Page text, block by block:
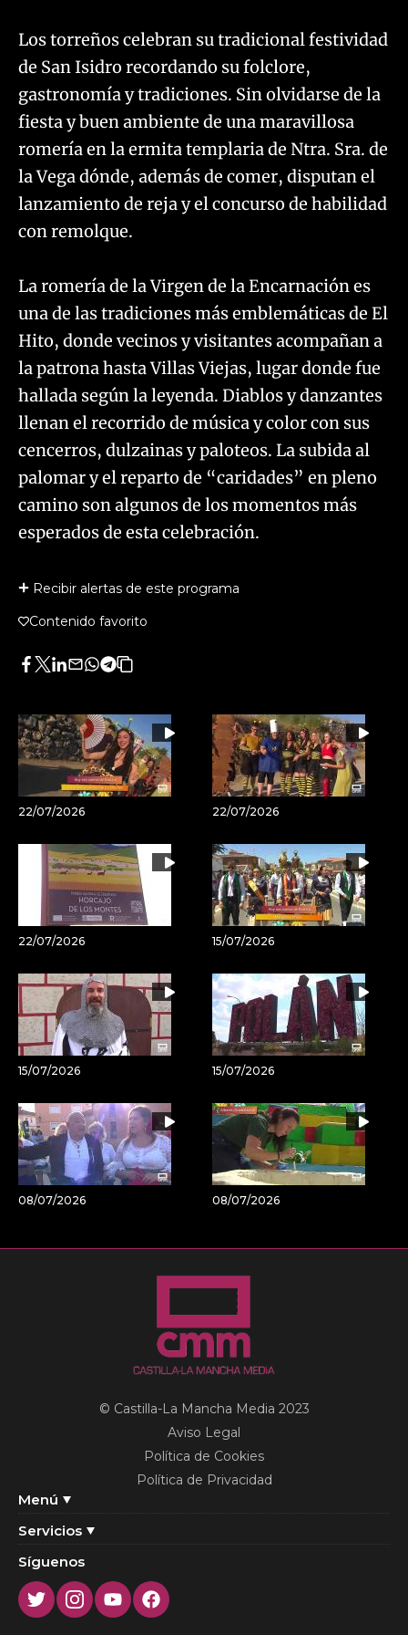
Los torreños celebran su tradicional festividad
de San Isidro recordando su folclore,
gastronomía y tradiciones. Sin olvidarse de la
fiesta y buen ambiente de una maravillosa
romería en la ermita templaria de Ntra. Sra. de
la Vega dónde, además de comer, disputan el
lanzamiento de reja y el concurso de habilidad
con remolque.
La romería de la Virgen de la Encarnación es
una de las tradiciones más emblemáticas de El
Hito, donde vecinos y visitantes acompañan a
la patrona hasta Villas Viejas, lugar donde fue
hallada según la leyenda. Diablos y danzantes
llenan el recorrido de música y color con sus
cencerros, dulzainas y paloteos. La subida al
palomar y el reparto de “caridades” en pleno
camino son algunos de los momentos más
esperados de esta celebración.
Recibir alertas de este programa
Contenido favorito
Facebook
Twitter
LinkedIn
Enviar
Whatsapp
Telegram
Copiar
artículo
22/07/2026 22/07/2026
22/07/2026 15/07/2026
15/07/2026 15/07/2026
08/07/2026 08/07/2026
Menú
Servicios
© Castilla-La Mancha Media 2023
Aviso Legal
Política de Cookies
Política de Privacidad
Síguenos
TwitterInstagram
YoutubeFacebook